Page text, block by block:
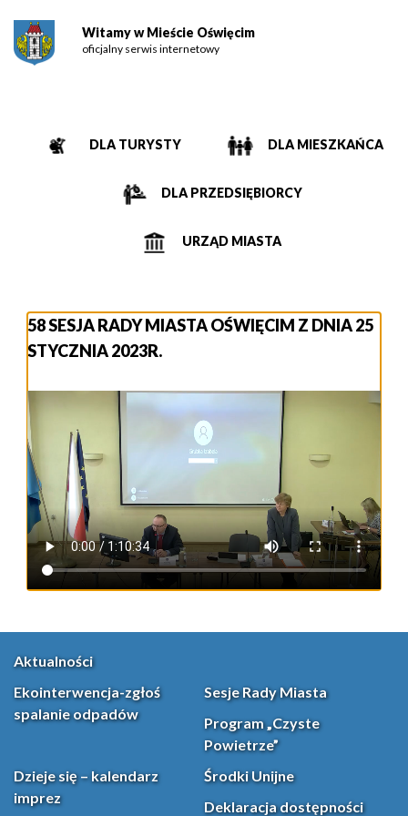
Witamy w Mieście Oświęcim
oficjalny serwis internetowy
DLA TURYSTY DLA MIESZKAŃCA
DLA PRZEDSIĘBIORCY
URZĄD MIASTA
58 SESJA RADY MIASTA OŚWIĘCIM Z DNIA 25
STYCZNIA 2023R.
Aktualności
Ekointerwencja-zgłoś
spalanie odpadów
Sesje Rady Miasta
Program „Czyste
Powietrze”
Dzieje się – kalendarz
imprez
Środki Unijne
Deklaracja dostępności